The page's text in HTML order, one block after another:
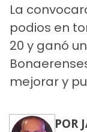
La
podios en
20 y ganó
mejorar y
POR